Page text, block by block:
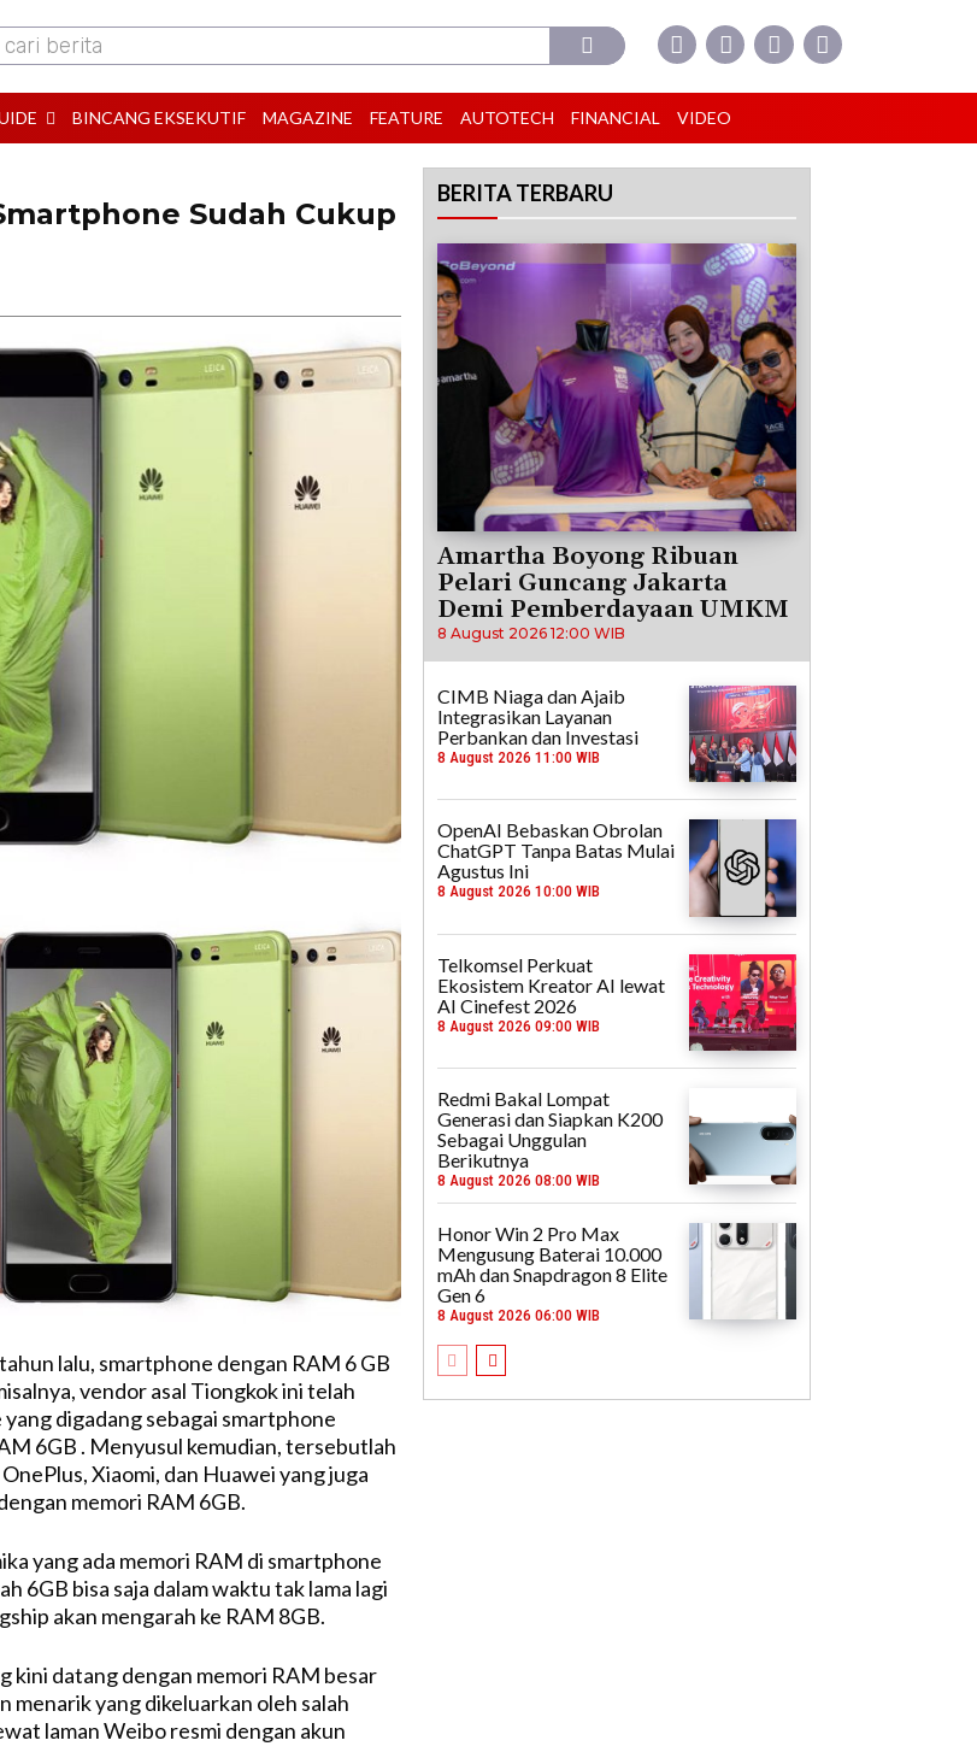
cari berita
BINCANG EKSEKUTIF MAGAZINE FEATURE AUTOTECH FINANCIAL VIDEO
Sudah Cukup
lalu, smartphone dengan RAM 6 GB
vendor asal Tiongkok ini telah
digadang sebagai smartphone
6GB . Menyusul kemudian, tersebutlah
Xiaomi, dan Huawei yang juga
memori RAM 6GB.
yang ada memori RAM di smartphone
6GB bisa saja dalam waktu tak lama lagi
akan mengarah ke RAM 8GB.
kini datang dengan memori RAM besar
menarik yang dikeluarkan oleh salah
laman Weibo resmi dengan akun
BERITA TERBARU
Amartha Boyong Ribuan
Pelari Guncang Jakarta
Demi Pemberdayaan UMKM
8 August 2026 12:00 WIB
CIMB Niaga dan Ajaib
Integrasikan Layanan
Perbankan dan Investasi
8 August 2026 11:00 WIB
OpenAI Bebaskan Obrolan
ChatGPT Tanpa Batas Mulai
Agustus Ini
8 August 2026 10:00 WIB
Telkomsel Perkuat
Ekosistem Kreator AI lewat
AI Cinefest 2026
8 August 2026 09:00 WIB
Redmi Bakal Lompat
Generasi dan Siapkan K200
Sebagai Unggulan
Berikutnya
8 August 2026 08:00 WIB
Honor Win 2 Pro Max
Mengusung Baterai 10.000
mAh dan Snapdragon 8 Elite
Gen 6
8 August 2026 06:00 WIB